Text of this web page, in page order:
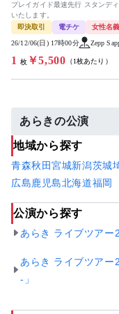
プレイガイド最速先行 スタンデ
いたします。
即決取引
電チケ 女性名義
26/12/06(日) 17時00分 Zepp
1 枚￥5,500 （1枚あたり）
あらきの公演
地域から探す
青森秋田宮城新潟茨城
広島鹿児島北海道福岡
公演から探す
あらき ライブツアー
あらき ライブツアー
-」